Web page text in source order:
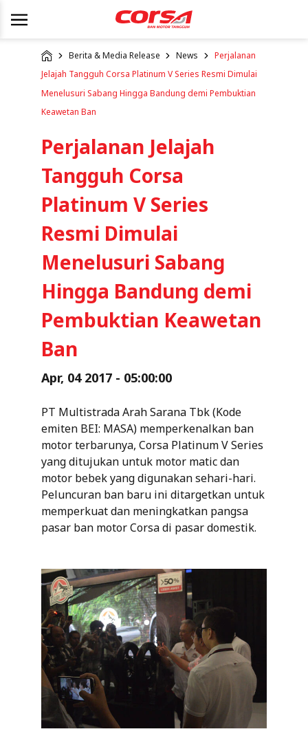
Berita & Media Release News
Perjalanan
Jelajah Tangguh Corsa Platinum V Series Resmi Dimulai
Menelusuri Sabang Hingga Bandung demi Pembuktian
Keawetan Ban
Perjalanan Jelajah
Tangguh Corsa
Platinum V Series
Resmi Dimulai
Menelusuri Sabang
Hingga Bandung demi
Pembuktian Keawetan
Ban
Apr, 04 2017 - 05:00:00
PT Multistrada Arah Sarana Tbk (Kode
emiten BEI: MASA) memperkenalkan ban
motor terbarunya, Corsa Platinum V Series
yang ditujukan untuk motor matic dan
motor bebek yang digunakan sehari-hari.
Peluncuran ban baru ini ditargetkan untuk
memperkuat dan meningkatkan pangsa
pasar ban motor Corsa di pasar domestik.